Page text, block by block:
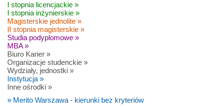
I stopnia licencjackie »
I stopnia inżynierskie »
Magisterskie jednolite »
II stopnia magisterskie »
Studia podyplomowe »
MBA »
Biuro Karier »
Organizacje studenckie »
Wydziały, jednostki »
Instytucja »
Inne ośrodki »
» Merito Warszawa - kierunki bez kryteriów